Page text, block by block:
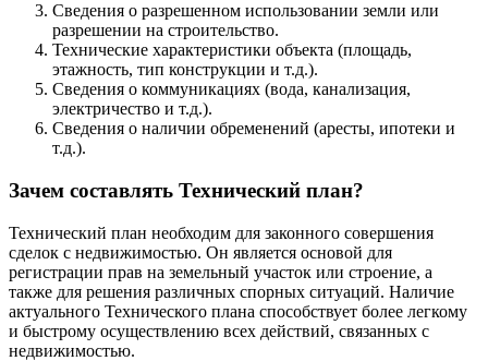
Сведения о разрешенном использовании земли или
разрешении на строительство.
Технические характеристики объекта (площадь,
этажность, тип конструкции и т.д.).
Сведения о коммуникациях (вода, канализация,
электричество и т.д.).
Сведения о наличии обременений (аресты, ипотеки и
т.д.).
Зачем составлять Технический план?
Технический план необходим для законного совершения
сделок с недвижимостью. Он является основой для
регистрации прав на земельный участок или строение, а
также для решения различных спорных ситуаций. Наличие
актуального Технического плана способствует более легкому
и быстрому осуществлению всех действий, связанных с
недвижимостью.